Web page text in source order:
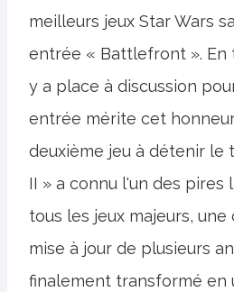
meilleurs jeux Star Wars
entrée « Battlefront ».
y a place à discussion
entrée mérite cet
deuxième jeu à détenir
II » a connu l'un des pires
tous les jeux majeurs,
mise à jour de plusieurs
finalement transformé en